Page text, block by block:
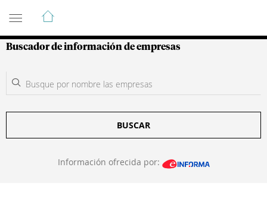
Guía de Empresas Colombianas
Buscador de información de empresas
BUSCAR
Información ofrecida por: